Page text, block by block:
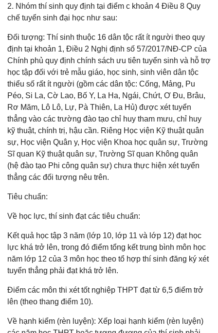
2. Nhóm thí sinh quy định tại điểm c khoản 4 Điều 8 Quy
chế tuyển sinh đại học như sau:
Đối tượng: Thí sinh thuộc 16 dân tộc rất ít người theo quy
định tại khoản 1, Điều 2 Nghị định số 57/2017/NĐ-CP của
Chính phủ quy định chính sách ưu tiên tuyển sinh và hỗ trợ
học tập đối với trẻ mẫu giáo, học sinh, sinh viên dân tộc
thiểu số rất ít người (gồm các dân tộc: Cống, Mảng, Pu
Péo, Si La, Cờ Lao, Bố Y, La Ha, Ngái, Chứt, Ơ Đu, Brâu,
Rơ Măm, Lô Lô, Lự, Pà Thiên, La Hủ) được xét tuyển
thẳng vào các trường đào tạo chỉ huy tham mưu, chỉ huy
kỹ thuật, chính trị, hậu cần. Riêng Học viện Kỹ thuật quân
sự, Học viện Quân y, Học viện Khoa học quân sự, Trường
Sĩ quan Kỹ thuật quân sự, Trường Sĩ quan Không quân
(hệ đào tạo Phi công quân sự) chưa thực hiện xét tuyển
thẳng các đối tượng nêu trên.
Tiêu chuẩn:
Về học lực, thí sinh đạt các tiêu chuẩn:
Kết quả học tập 3 năm (lớp 10, lớp 11 và lớp 12) đạt học
lực khá trở lên, trong đó điểm tổng kết trung bình môn học
năm lớp 12 của 3 môn học theo tổ hợp thí sinh đăng ký xét
tuyển thẳng phải đạt khá trở lên.
Điểm các môn thi xét tốt nghiệp THPT đạt từ 6,5 điểm trở
lên (theo thang điểm 10).
Về hạnh kiểm (rèn luyện): Xếp loại hạnh kiểm (rèn luyện)